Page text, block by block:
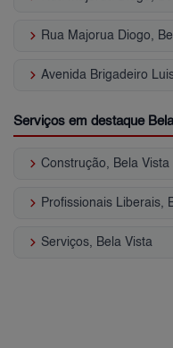
keyboard_arrow_right Rua Majorua Diogo,
keyboard_arrow_right Avenida Brigadeiro
Serviços em destaque
keyboard_arrow_right Construção, Bela Vista
keyboard_arrow_right Profissionais Liberais,
keyboard_arrow_right Serviços, Bela Vista